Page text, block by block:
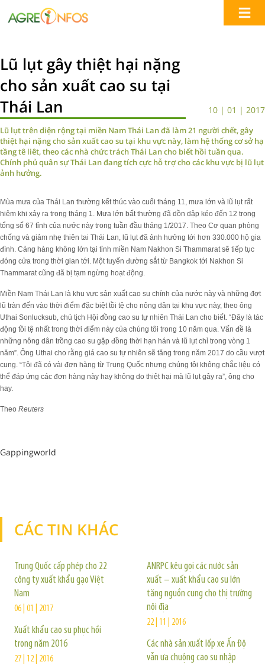
Lũ lụt gây thiệt hại nặng
cho sản xuất cao su tại
Thái Lan
10 | 01 | 2017
Lũ lụt trên diện rộng tại miền Nam Thái Lan đã làm 21 người chết, gây
thiệt hại nặng cho sản xuất cao su tại khu vực này, làm hệ thống cơ sở hạ
tầng tê liêt, theo các nhà chức trách Thái Lan cho biết hồi tuần qua.
Chính phủ quân sự Thái Lan đang tích cực hỗ trợ cho các khu vực bị lũ lụt
ảnh hưởng.
Mùa mưa của Thái Lan thường kết thúc vào cuối tháng 11, mưa lớn và lũ lụt rất
hiêm khi xảy ra trong tháng 1. Mưa lớn bất thường đã dồn dập kéo đến 12 trong
tổng số 67 tỉnh của nước này trong tuần đầu tháng 1/2017. Theo Cơ quan phòng
chống và giảm nhẹ thiên tai Thái Lan, lũ lụt đã ảnh hưởng tới hơn 330.000 hộ gia
đình. Cảng hàng không lớn tại tỉnh miền Nam Nakhon Si Thammarat sẽ tiếp tục
đóng cửa trong thời gian tới. Một tuyến đường sắt từ Bangkok tới Nakhon Si
Thammarat cũng đã bị tạm ngừng hoạt động.
Miền Nam Thái Lan là khu vực sản xuất cao su chính của nước này và những đợt
lũ tràn đến vào thời điểm đặc biệt tồi tệ cho nông dân tại khu vực này, theo ông
Uthai Sonlucksub, chủ tịch Hội đồng cao su tự nhiên Thái Lan cho biết. “Đây là tác
động tồi tệ nhất trong thời điểm này của chúng tôi trong 10 năm qua. Vấn đề là
những nông dân trồng cao su gặp đồng thời hạn hán và lũ lụt chỉ trong vòng 1
năm”. Ông Uthai cho rằng giá cao su tự nhiên sẽ tăng trong năm 2017 do cầu vượt
cung. “Tôi đã có vài đơn hàng từ Trung Quốc nhưng chúng tôi không chắc liệu có
thể đáp ứng các đơn hàng này hay không do thiệt hại mà lũ lụt gây ra”, ông cho
hay.
Theo Reuters
Gappingworld
CÁC TIN KHÁC
Trung Quốc cấp phép cho 22
công ty xuất khẩu gạo Việt
Nam
06 | 01 | 2017
Xuất khẩu cao su phục hồi
trong năm 2016
27 | 12 | 2016
ANRPC kêu gọi các nước sản
xuất – xuất khẩu cao su lớn
tăng nguồn cung cho thị trường
nội địa
22 | 11 | 2016
Các nhà sản xuất lốp xe Ấn Độ
vẫn ưa chuộng cao su nhập